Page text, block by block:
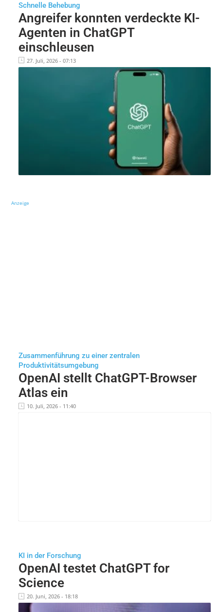
Schnelle Behebung
Angreifer konnten verdeckte KI-
Agenten in ChatGPT
einschleusen
27. Juli, 2026 - 07:13
Anzeige
Zusammenführung zu einer zentralen
Produktivitätsumgebung
OpenAI stellt ChatGPT-Browser
Atlas ein
10. Juli, 2026 - 11:40
KI in der Forschung
OpenAI testet ChatGPT for
Science
20. Juni, 2026 - 18:18